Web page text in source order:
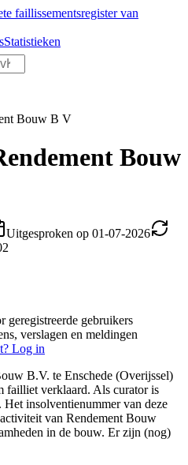
faillissementsregister van
Statistieken
Bouw B V
Bouw
Uitgesproken op 01-07-2026
geregistreerde gebruikers
verslagen en meldingen
Log in
B.V. te Enschede (Overijssel)
failliet verklaard. Als curator is
insolventienummer van deze
van Rendement Bouw
in de bouw. Er zijn (nog)